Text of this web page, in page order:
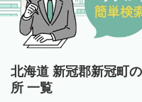
北海道 新冠郡新冠町
所 一覧